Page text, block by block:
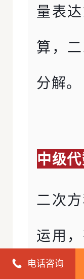
量表
算，
分解。
中级代
二次
运用
达式
电话咨询